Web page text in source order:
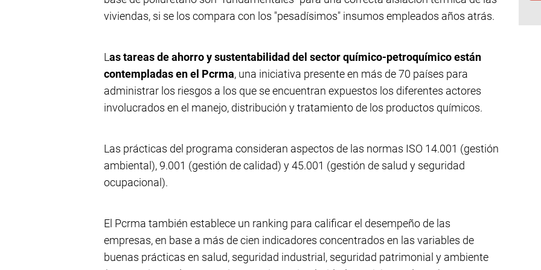
viviendas, si se los compara con los "pesadísimos" insumos empleados años atrás.
L as tareas de ahorro y sustentabilidad del sector químico-petroquímico están
contempladas en el Pcrma, una iniciativa presente en más de 70 países para
administrar los riesgos a los que se encuentran expuestos los diferentes actores
involucrados en el manejo, distribución y tratamiento de los productos químicos.
Las prácticas del programa consideran aspectos de las normas ISO 14.001 (gestión
ambiental), 9.001 (gestión de calidad) y 45.001 (gestión de salud y seguridad
ocupacional).
El Pcrma también establece un ranking para calificar el desempeño de las
empresas, en base a más de cien indicadores concentrados en las variables de
buenas prácticas en salud, seguridad industrial, seguridad patrimonial y ambiente